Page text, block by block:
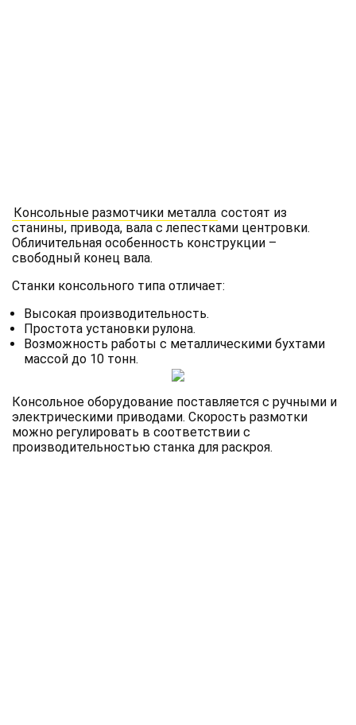
Консольные размотчики металла состоят из
станины, привода, вала с лепестками центровки.
Обличительная особенность конструкции –
свободный конец вала.
Станки консольного типа отличает:
Высокая производительность.
Простота установки рулона.
Возможность работы с металлическими бухтами
массой до 10 тонн.
Консольное оборудование поставляется с ручными и
электрическими приводами. Скорость размотки
можно регулировать в соответствии с
производительностью станка для раскроя.